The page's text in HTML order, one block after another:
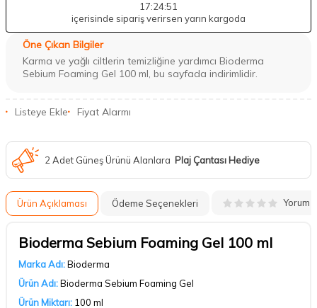
17:24:50
içerisinde sipariş verirsen yarın kargoda
Öne Çıkan Bilgiler
Karma ve yağlı ciltlerin temizliğine yardımcı Bioderma
Sebium Foaming Gel 100 ml, bu sayfada indirimlidir.
Listeye Ekle Fiyat Alarmı
2 Adet Güneş Ürünü Alanlara Plaj Çantası Hediye
Ürün Açıklaması Ödeme Seçenekleri Yorum
Bioderma Sebium Foaming Gel 100 ml
Marka Adı:Bioderma
Ürün Adı:Bioderma Sebium Foaming Gel
Ürün Miktarı: 100 ml